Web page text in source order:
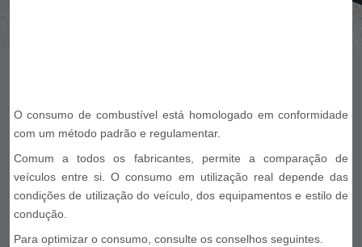
O consumo de combustível está homologado em conformidade
com um método padrão e regulamentar.
Comum a todos os fabricantes, permite a comparação de
veículos entre si. O consumo em utilização real depende das
condições de utilização do veículo, dos equipamentos e estilo de
condução.
Para optimizar o consumo, consulte os conselhos seguintes.